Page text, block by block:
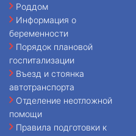
Роддом
Информация о
беременности
Порядок плановой
госпитализации
Въезд и стоянка
автотранспорта
Отделение неотложной
помощи
Правила подготовки к